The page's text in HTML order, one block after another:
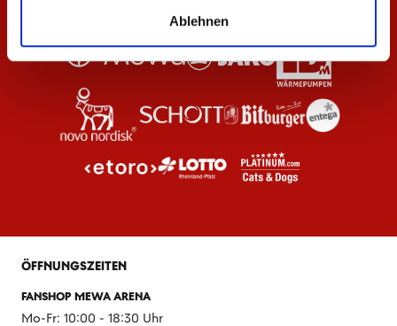
Ablehnen
ÖFFNUNGSZEITEN
FANSHOP MEWA ARENA
Mo-Fr: 10:00 - 18:30 Uhr